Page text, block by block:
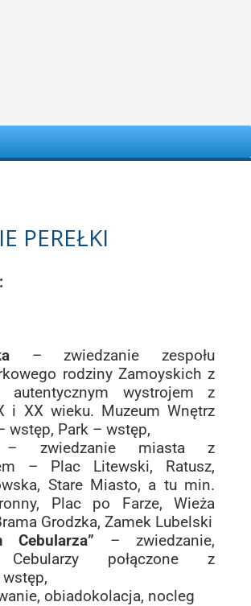
PEREŁKI
– zwiedzanie zespołu
rodziny Zamoyskich z
autentycznym wystrojem z
i XX wieku. Muzeum Wnętrz
wstęp, Park – wstęp,
zwiedzanie miasta z
– Plac Litewski, Ratusz,
Stare Miasto, a tu min.
Plac po Farze, Wieża
Grodzka, Zamek Lubelski
– zwiedzanie,
Cebularzy połączone z
obiadokolacja, nocleg